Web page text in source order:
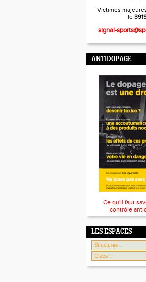
Victimes
le
signal-
ANTIDOPAGE
Ce qu'il faut
contrôle
LES ESPACES